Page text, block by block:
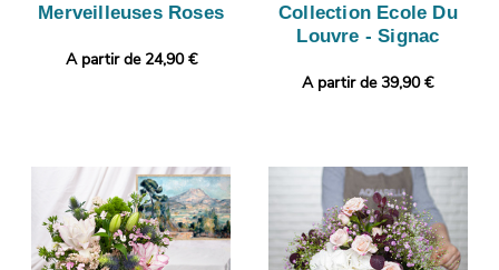
Merveilleuses Roses
A partir de 24,90 €
Collection Ecole Du
Louvre - Signac
A partir de 39,90 €